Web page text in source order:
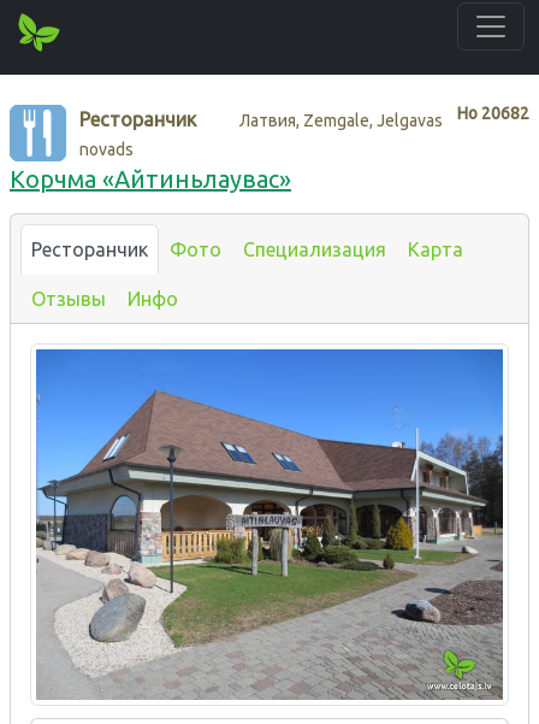
Нo 20682
Ресторанчик
Латвия, Zemgale, Jelgavas
novads
Корчма «Айтиньлаувас»
Ресторанчик Фото Специализация Карта
Отзывы Инфо